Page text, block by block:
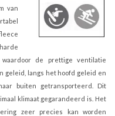
van
waardoor de prettige ventilatie
geleid, langs het hoofd geleid en
buiten getransporteerd. Dit
klimaat gegarandeerd is. Het
zeer precies kan worden